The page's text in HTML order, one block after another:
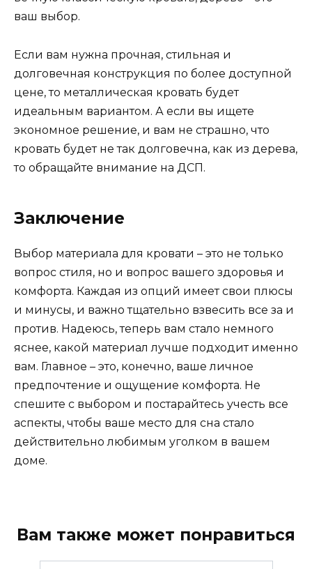
ваш выбор.
Если вам нужна прочная, стильная и
долговечная конструкция по более доступной
цене, то металлическая кровать будет
идеальным вариантом. А если вы ищете
экономное решение, и вам не страшно, что
кровать будет не так долговечна, как из дерева,
то обращайте внимание на ДСП.
Заключение
Выбор материала для кровати – это не только
вопрос стиля, но и вопрос вашего здоровья и
комфорта. Каждая из опций имеет свои плюсы
и минусы, и важно тщательно взвесить все за и
против. Надеюсь, теперь вам стало немного
яснее, какой материал лучше подходит именно
вам. Главное – это, конечно, ваше личное
предпочтение и ощущение комфорта. Не
спешите с выбором и постарайтесь учесть все
аспекты, чтобы ваше место для сна стало
действительно любимым уголком в вашем
доме.
Вам также может понравиться